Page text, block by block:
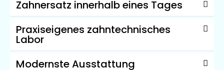
Zahnersatz innerhalb eines Tages
Praxiseigenes zahntechnisches
Labor
Modernste Ausstattung